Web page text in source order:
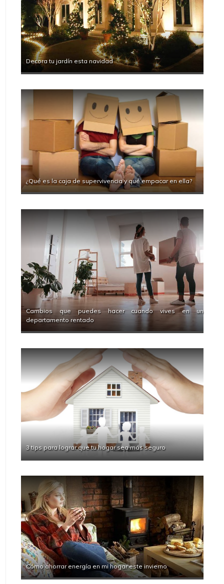
Decora tu jardín esta navidad
¿Qué es la caja de supervivencia y qué empacar en ella?
Cambios que puedes hacer cuando vives en un
departamento rentado
3 tips para lograr que tu hogar sea más seguro
Cómo ahorrar energía en mi hogar este invierno